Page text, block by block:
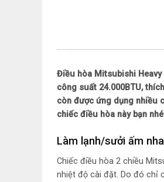
Điều hòa Mitsubishi Heavy
công suất 24.000BTU,
còn được ứng dụng nhiều
chiếc điều hòa này bạn
Làm lạnh/sưởi ấm
Chiếc điều hòa 2 chiều
nhiệt độ cài đặt. Do đó chỉ